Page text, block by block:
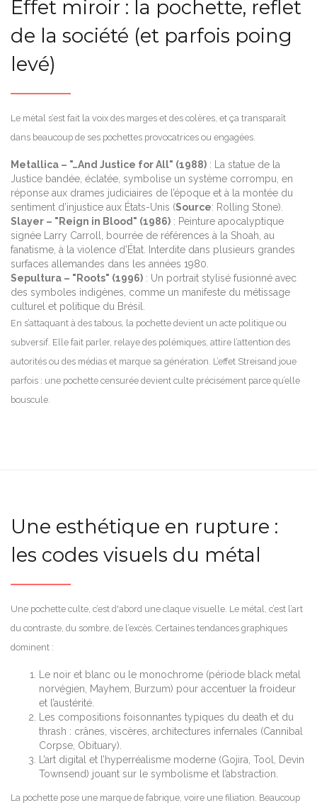
Effet miroir : la pochette, reflet
de la société (et parfois poing
levé)
Le métal s’est fait la voix des marges et des colères, et ça transparaît
dans beaucoup de ses pochettes provocatrices ou engagées.
Metallica – "…And Justice for All" (1988) : La statue de la
Justice bandée, éclatée, symbolise un système corrompu, en
réponse aux drames judiciaires de l’époque et à la montée du
sentiment d’injustice aux États-Unis (Source: Rolling Stone).
Slayer – "Reign in Blood" (1986) : Peinture apocalyptique
signée Larry Carroll, bourrée de références à la Shoah, au
fanatisme, à la violence d’État. Interdite dans plusieurs grandes
surfaces allemandes dans les années 1980.
Sepultura – "Roots" (1996) : Un portrait stylisé fusionné avec
des symboles indigènes, comme un manifeste du métissage
culturel et politique du Brésil.
En s’attaquant à des tabous, la pochette devient un acte politique ou
subversif. Elle fait parler, relaye des polémiques, attire l’attention des
autorités ou des médias et marque sa génération. L’effet Streisand joue
parfois : une pochette censurée devient culte précisément parce qu’elle
bouscule.
Une esthétique en rupture :
les codes visuels du métal
Une pochette culte, c’est d'abord une claque visuelle. Le métal, c’est l’art
du contraste, du sombre, de l’excès. Certaines tendances graphiques
dominent :
Le noir et blanc ou le monochrome (période black metal
norvégien, Mayhem, Burzum) pour accentuer la froideur
et l’austérité.
Les compositions foisonnantes typiques du death et du
thrash : crânes, viscères, architectures infernales (Cannibal
Corpse, Obituary).
L’art digital et l’hyperréalisme moderne (Gojira, Tool, Devin
Townsend) jouant sur le symbolisme et l’abstraction.
La pochette pose une marque de fabrique, voire une filiation. Beaucoup